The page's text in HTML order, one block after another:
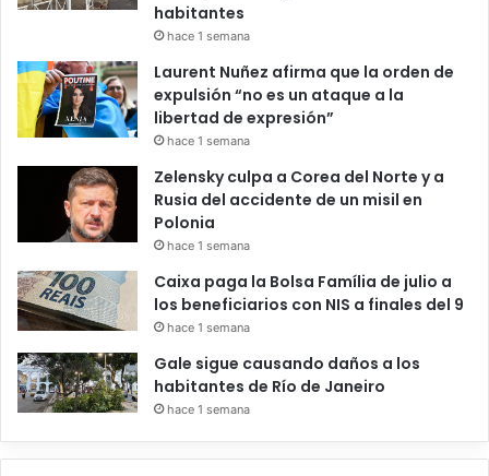
habitantes
hace 1 semana
Laurent Nuñez afirma que la orden de
expulsión “no es un ataque a la
libertad de expresión”
hace 1 semana
Zelensky culpa a Corea del Norte y a
Rusia del accidente de un misil en
Polonia
hace 1 semana
Caixa paga la Bolsa Família de julio a
los beneficiarios con NIS a finales del 9
hace 1 semana
Gale sigue causando daños a los
habitantes de Río de Janeiro
hace 1 semana